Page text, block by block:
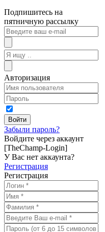
Подпишитесь на
пятничную рассылку
Авторизация
Забыли пароль?
Войдите через аккаунт
[TheChamp-Login]
У Вас нет аккаунта?
Регистрация
Регистрация